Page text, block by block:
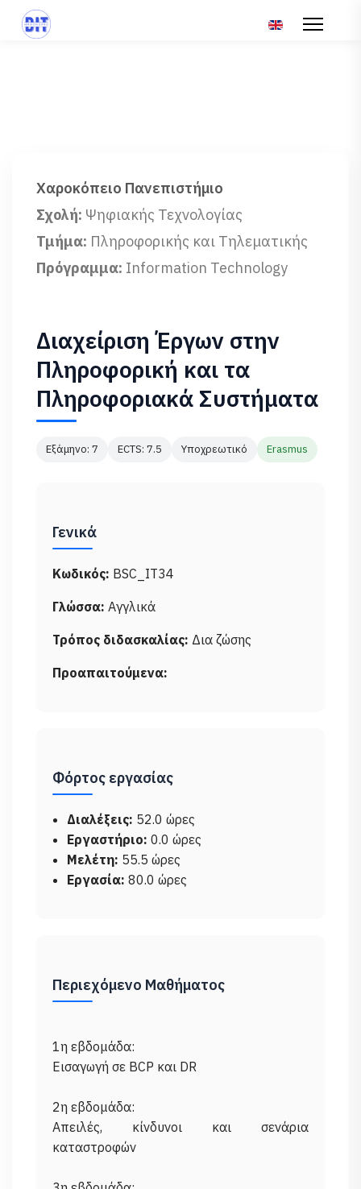
Επιλέξτε τη
Χαροκόπειο Πανεπιστήμιο
Σχολή: Ψηφιακής Τεχνολογίας
Τμήμα: Πληροφορικής και Τηλεματικής
Πρόγραμμα: Information Technology
Διαχείριση Έργων στην
Πληροφορική και τα
Πληροφοριακά Συστήματα
Εξάμηνο: 7 ECTS: 7.5 Υποχρεωτικό Erasmus
Γενικά
Κωδικός: BSC_IT34
Γλώσσα: Αγγλικά
Τρόπος διδασκαλίας: Δια ζώσης
Προαπαιτούμενα:
Φόρτος εργασίας
Διαλέξεις: 52.0 ώρες
Εργαστήριο: 0.0 ώρες
Μελέτη: 55.5 ώρες
Εργασία: 80.0 ώρες
Περιεχόμενο Μαθήματος
1η εβδομάδα:
Εισαγωγή σε BCP και DR
2η εβδομάδα:
Απειλές, κίνδυνοι και σενάρια
καταστροφών